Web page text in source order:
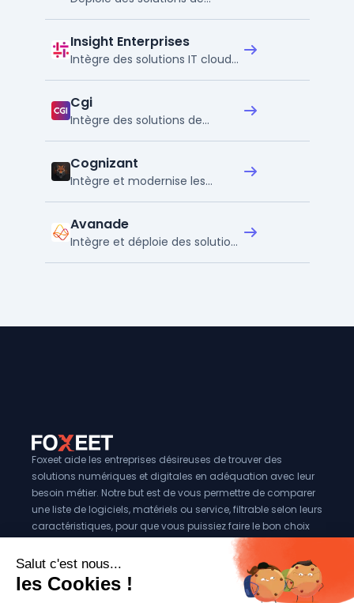
Insight Enterprises
Intègre des solutions IT cloud
Cgi
Intègre des solutions de
Cognizant
Intègre et modernise les
Avanade
Intègre et déploie des solutions
Foxeet aide les entreprises désireuses de trouver des
solutions numériques et digitales en adéquation avec leur
besoin métier. Notre but est de vous permettre de comparer
une liste de logiciels, matériels ou service, filtrable selon leurs
caractéristiques, pour que vous puissiez faire le bon choix
Vous êtes éditeur?
Se référencer sur Foxeet